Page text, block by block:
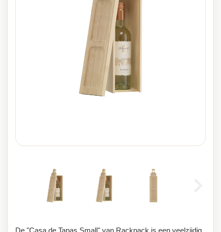
De "Casa de Tapas Small" van Rackpack is een veelzijdig